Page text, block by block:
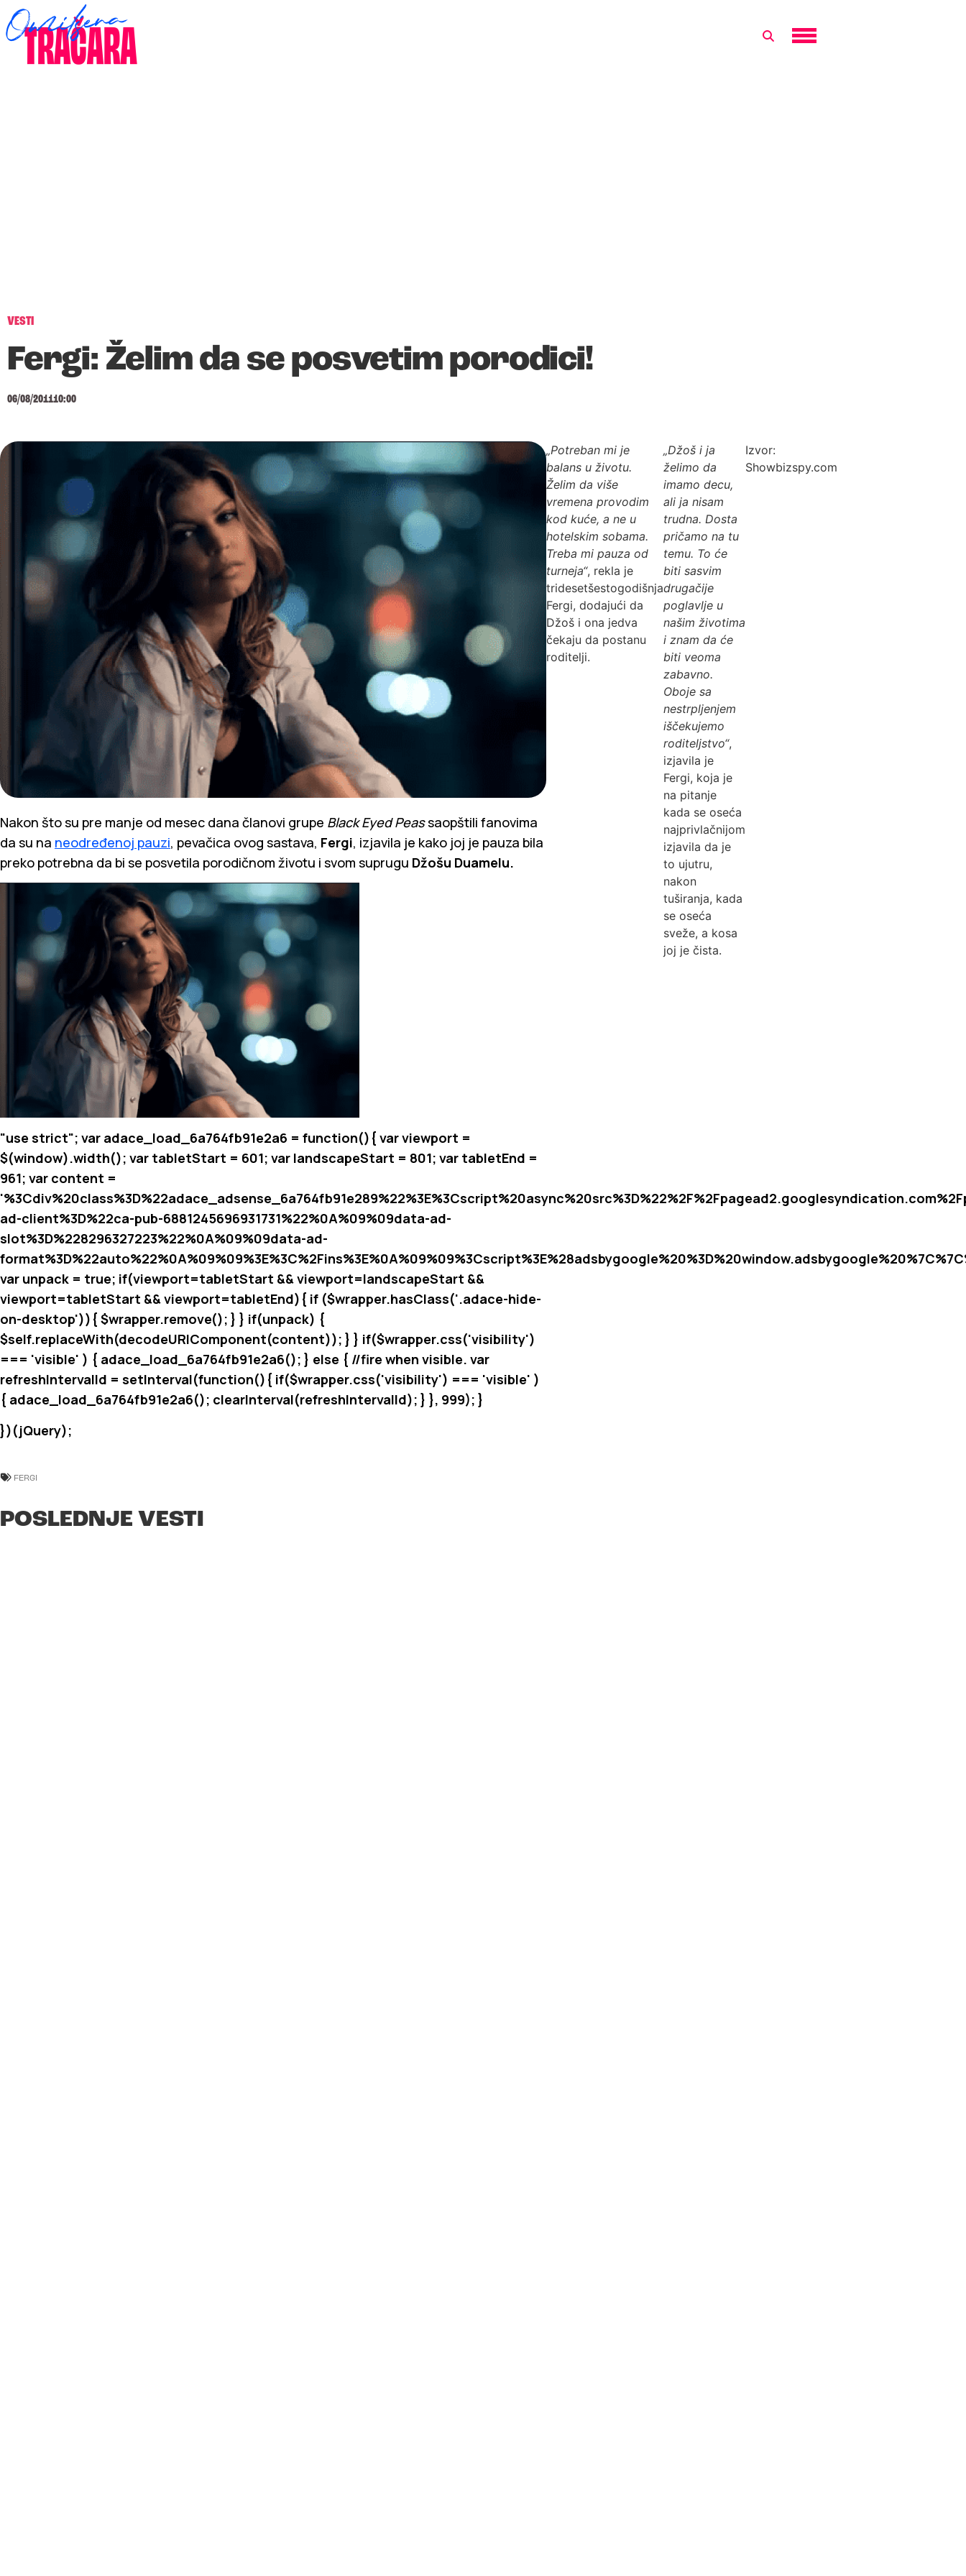
VESTI
Fergi: Želim da se posvetim porodici!
06/08/201110:00
Nakon što su pre manje od mesec dana članovi grupe Black Eyed Peassaopštili fanovima
da su na neodređenoj pauzi, pevačica ovog sastava, Fergi, izjavila je kako joj je pauza bila
preko potrebna da bi se posvetila porodičnom životu i svom suprugu Džošu Duamelu.
"use strict"; var adace_load_6a764fb91e2a6 = function(){ var viewport =
$(window).width(); var tabletStart = 601; var landscapeStart = 801; var tabletEnd =
961; var content =
ad-client%3D%22ca-pub-6881245696931731%22%0A%09%09data-ad-
slot%3D%228296327223%22%0A%09%09data-ad-
var unpack = true; if(viewport=tabletStart && viewport=landscapeStart &&
viewport=tabletStart && viewport=tabletEnd){ if ($wrapper.hasClass('.adace-hide-
on-desktop')){ $wrapper.remove(); } } if(unpack) {
$self.replaceWith(decodeURIComponent(content)); } } if($wrapper.css('visibility')
=== 'visible' ) { adace_load_6a764fb91e2a6(); } else { //fire when visible. var
refreshIntervalId = setInterval(function(){ if($wrapper.css('visibility') === 'visible' )
{ adace_load_6a764fb91e2a6(); clearInterval(refreshIntervalId); } }, 999); }
})(jQuery);
„Potreban mi je
balans u životu.
Želim da više
vremena provodim
kod kuće, a ne u
hotelskim sobama.
Treba mi pauza od
turneja“, rekla je
tridesetšestogodišnja
Fergi, dodajući da
Džoš i ona jedva
čekaju da postanu
roditelji.
„Džoš i ja
želimo da
imamo decu,
ali ja nisam
trudna. Dosta
pričamo na tu
temu. To će
biti sasvim
drugačije
poglavlje u
našim životima
i znam da će
biti veoma
zabavno.
Oboje sa
nestrpljenjem
iščekujemo
roditeljstvo“,
izjavila je
Fergi, koja je
na pitanje
kada se oseća
najprivlačnijom
izjavila da je
to ujutru,
nakon
tuširanja, kada
se oseća
sveže, a kosa
joj je čista.
Izvor:
Showbizspy.com
FERGI
POSLEDNJE VESTI